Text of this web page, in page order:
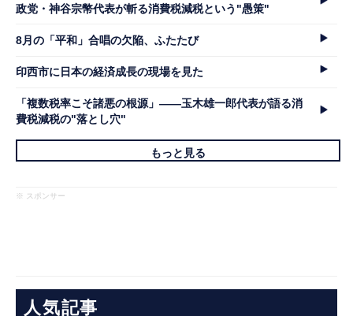
政党・神谷宗幣代表が斬る消費税減税という"愚策"
8月の「平和」合唱の欠陥、ふたたび
印西市に日本の経済成長の現場を見た
「複数税率こそ諸悪の根源」――玉木雄一郎代表が語る消
費税減税の"落とし穴"
もっと見る
※ スポンサー
人気記事